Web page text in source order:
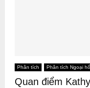
Phân tích Phân tích Ngoại
Quan điểm